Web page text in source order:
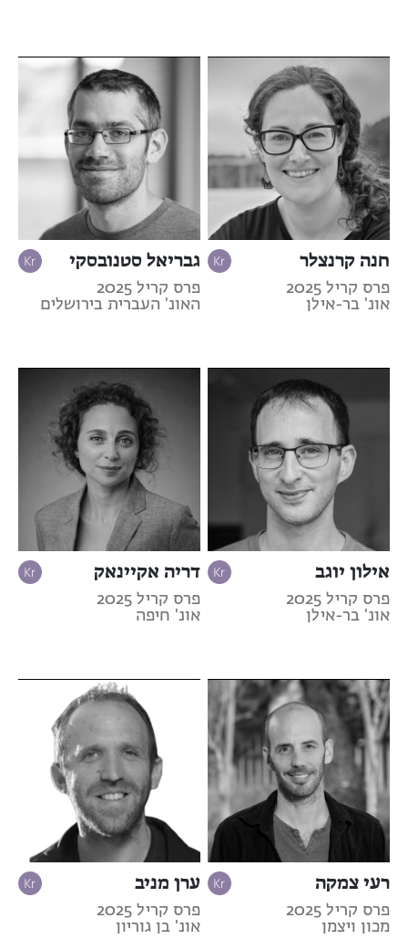
חנה קרנצלר
פרס קריל 2025
אונ' בר-אילן
גבריאל סטנובסקי
פרס קריל 2025
האונ' העברית בירושלים
אילון יוגב
פרס קריל 2025
אונ' בר-אילן
דריה אקיינאק
פרס קריל 2025
אונ' חיפה
רעי צמקה
פרס קריל 2025
מכון ויצמן
ערן מניב
פרס קריל 2025
אונ' בן גוריון